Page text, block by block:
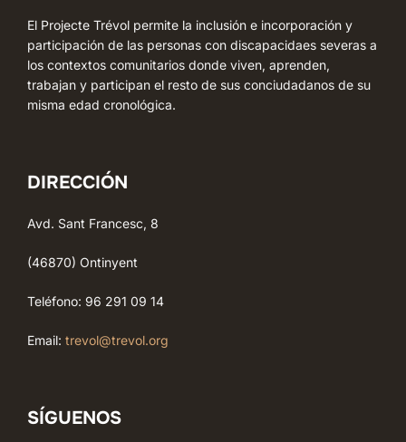
El Projecte Trévol permite la inclusión e incorporación y
participación de las personas con discapacidaes severas a
los contextos comunitarios donde viven, aprenden,
trabajan y participan el resto de sus conciudadanos de su
misma edad cronológica.
DIRECCIÓN
Avd. Sant Francesc, 8
(46870) Ontinyent
Teléfono: 96 291 09 14
Email: trevol@trevol.org
SÍGUENOS